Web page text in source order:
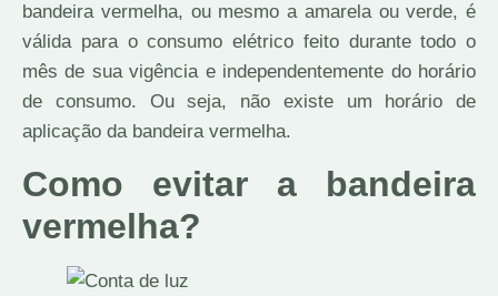
bandeira vermelha, ou mesmo a amarela ou verde, é
válida para o consumo elétrico feito durante todo o
mês de sua vigência e independentemente do horário
de consumo. Ou seja, não existe um horário de
aplicação da bandeira vermelha.
Como evitar a bandeira
vermelha?